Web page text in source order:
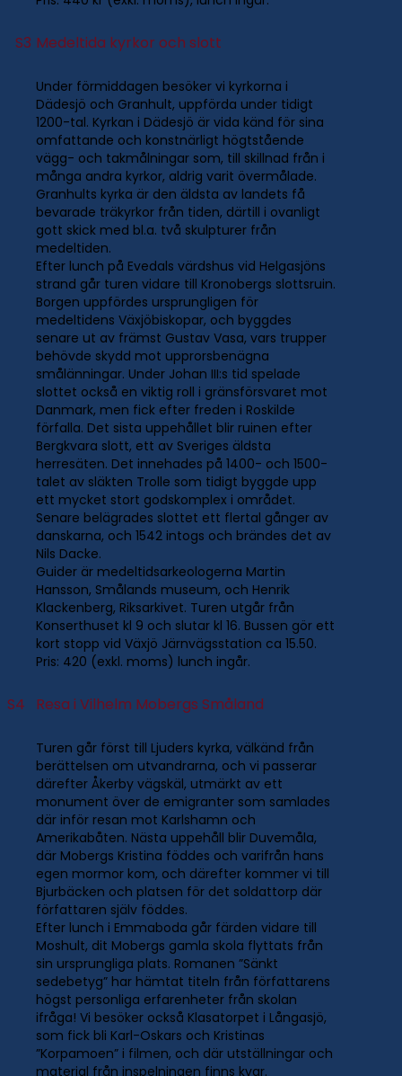
S3 Medeltida kyrkor och slott
Under förmiddagen besöker vi kyrkorna i
Dädesjö och Granhult, uppförda under tidigt
1200-tal. Kyrkan i Dädesjö är vida känd för sina
omfattande och konstnärligt högtstående
vägg- och takmålningar som, till skillnad från i
många andra kyrkor, aldrig varit övermålade.
Granhults kyrka är den äldsta av landets få
bevarade träkyrkor från tiden, därtill i ovanligt
gott skick med bl.a. två skulpturer från
medeltiden.
Efter lunch på Evedals värdshus vid Helgasjöns
strand går turen vidare till Kronobergs slottsruin.
Borgen uppfördes ursprungligen för
medeltidens Växjöbiskopar, och byggdes
senare ut av främst Gustav Vasa, vars trupper
behövde skydd mot upprorsbenägna
smålänningar. Under Johan III:s tid spelade
slottet också en viktig roll i gränsförsvaret mot
Danmark, men fick efter freden i Roskilde
förfalla. Det sista uppehållet blir ruinen efter
Bergkvara slott, ett av Sveriges äldsta
herresäten. Det innehades på 1400- och 1500-
talet av släkten Trolle som tidigt byggde upp
ett mycket stort godskomplex i området.
Senare belägrades slottet ett flertal gånger av
danskarna, och 1542 intogs och brändes det av
Nils Dacke.
Guider är medeltidsarkeologerna Martin
Hansson, Smålands museum, och Henrik
Klackenberg, Riksarkivet. Turen utgår från
Konserthuset kl 9 och slutar kl 16. Bussen gör ett
kort stopp vid Växjö Järnvägsstation ca 15.50.
Pris: 420 (exkl. moms) lunch ingår.
S4 Resa i Vilhelm Mobergs Småland
Turen går först till Ljuders kyrka, välkänd från
berättelsen om utvandrarna, och vi passerar
därefter Åkerby vägskäl, utmärkt av ett
monument över de emigranter som samlades
där inför resan mot Karlshamn och
Amerikabåten. Nästa uppehåll blir Duvemåla,
där Mobergs Kristina föddes och varifrån hans
egen mormor kom, och därefter kommer vi till
Bjurbäcken och platsen för det soldattorp där
författaren själv föddes.
Efter lunch i Emmaboda går färden vidare till
Moshult, dit Mobergs gamla skola flyttats från
sin ursprungliga plats. Romanen ”Sänkt
sedebetyg” har hämtat titeln från författarens
högst personliga erfarenheter från skolan
ifråga! Vi besöker också Klasatorpet i Långasjö,
som fick bli Karl-Oskars och Kristinas
”Korpamoen” i filmen, och där utställningar och
material från inspelningen finns kvar.